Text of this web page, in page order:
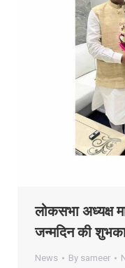
लोकसभा अध्यक्ष
जन्मदिन की
News By sameer